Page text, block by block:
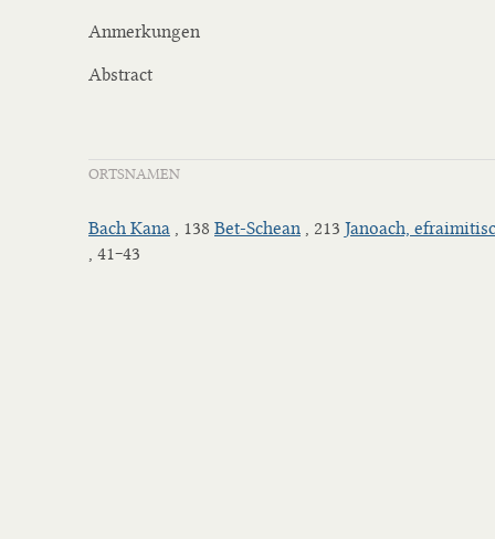
Anmerkungen
Abstract
ORTSNAMEN
Bach Kana , 138 Bet-Schean , 213 Janoach,
, 41‒43